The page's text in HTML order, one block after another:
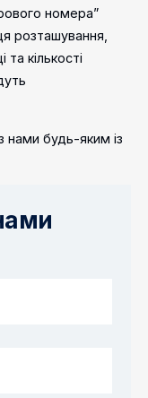
номера”
розташування,
кількості
нами будь-яким із